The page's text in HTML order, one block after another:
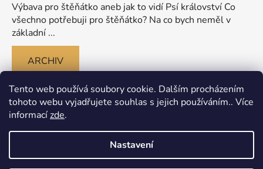
Tento web používá soubory cookie. Dalším procházením
tohoto webu vyjadřujete souhlas s jejich používáním.. Více
informacízde.
Nastavení
Výbava pro štěňátko aneb jak to vidí Psí království Co
všechno potřebuji pro štěňátko? Na co bych neměl v
základní ...
ARCHIV